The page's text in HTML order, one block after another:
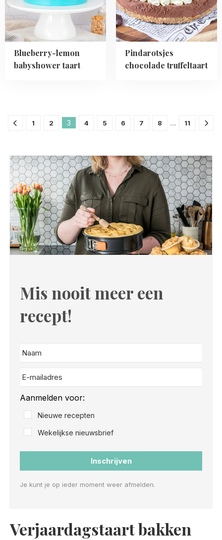
Blueberry-lemon
babyshower taart
Pindarotsjes
chocolade truffeltaart
1 2 3 4 5 6 7 8 … 11
Mis nooit meer een
recept!
Aanmelden voor:
Nieuwe recepten
Wekelijkse nieuwsbrief
Inschrijven
Je kunt je op ieder moment weer afmelden.
Verjaardagstaart bakken